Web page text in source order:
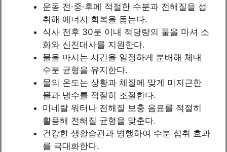
운동 전·중·후에 적절한 수분과 전해질을 섭
취해 에너지 회복을 돕는다.
식사 전후 30분 이내 적당량의 물을 마셔 소
화와 신진대사를 지원한다.
물을 마시는 시간을 일정하게 분배해 체내
수분 균형을 유지한다.
물의 온도는 상황과 체질에 맞게 미지근한
물과 냉수를 적절히 조절한다.
미네랄 워터나 전해질 보충 음료를 적절히
활용해 전해질 균형을 맞춘다.
건강한 생활습관과 병행하여 수분 섭취 효과
를 극대화한다.